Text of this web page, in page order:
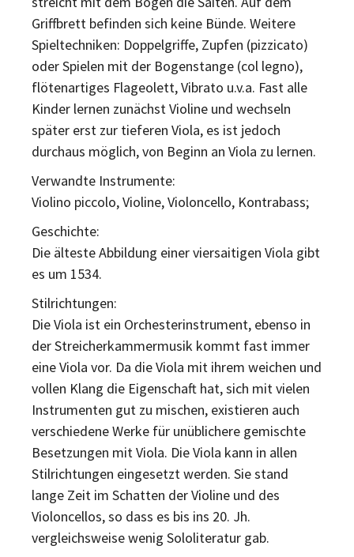
Griffbrett befinden sich keine Bünde. Weitere
Spieltechniken: Doppelgriffe, Zupfen (pizzicato)
oder Spielen mit der Bogenstange (col legno),
flötenartiges Flageolett, Vibrato u.v.a. Fast alle
Kinder lernen zunächst Violine und wechseln
später erst zur tieferen Viola, es ist jedoch
durchaus möglich, von Beginn an Viola zu lernen.
Verwandte Instrumente:
Violino piccolo, Violine, Violoncello, Kontrabass;
Geschichte:
Die älteste Abbildung einer viersaitigen Viola gibt
es um 1534.
Stilrichtungen:
Die Viola ist ein Orchesterinstrument, ebenso in
der Streicherkammermusik kommt fast immer
eine Viola vor. Da die Viola mit ihrem weichen und
vollen Klang die Eigenschaft hat, sich mit vielen
Instrumenten gut zu mischen, existieren auch
verschiedene Werke für unüblichere gemischte
Besetzungen mit Viola. Die Viola kann in allen
Stilrichtungen eingesetzt werden. Sie stand
lange Zeit im Schatten der Violine und des
Violoncellos, so dass es bis ins 20. Jh.
vergleichsweise wenig Sololiteratur gab.